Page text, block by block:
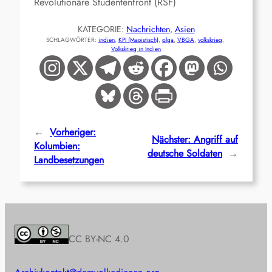
KATEGORIE: Nachrichten, Asien
SCHLAGWÖRTER: indien, KPI (Maoistisch), plga, VBGA, volkskrieg
Volkskrieg in Indien
← Vorheriger:
Kolumbien:
Landbesetzungen
Nächster: Angriff auf
deutsche Soldaten →
CC BY-NC 4.0